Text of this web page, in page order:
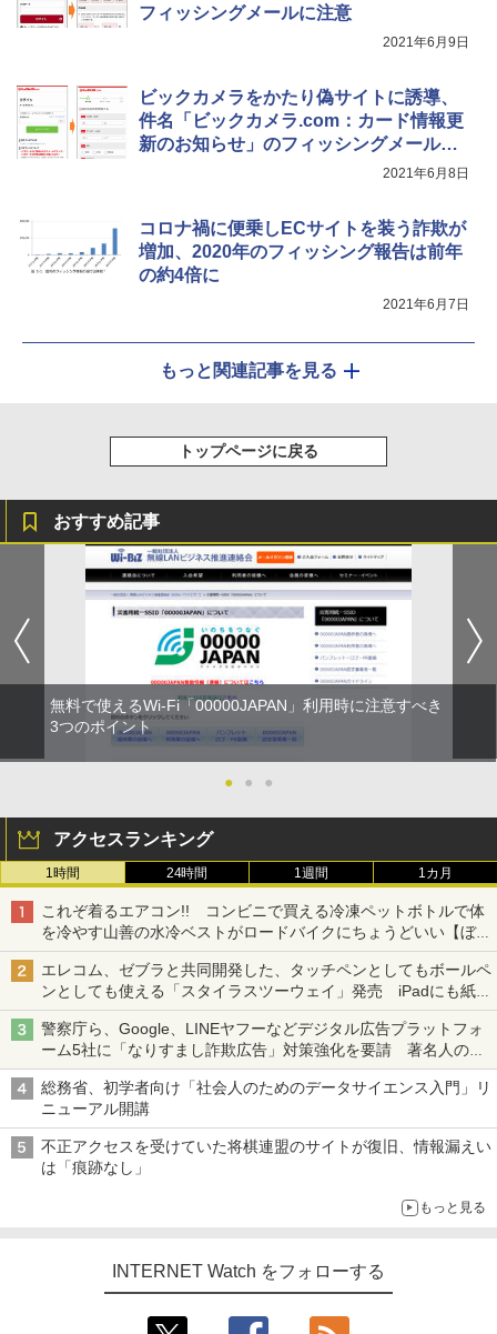
フィッシングメールに注意
2021年6月9日
ビックカメラをかたり偽サイトに誘導、
件名「ビックカメラ.com：カード情報更
新のお知らせ」のフィッシングメールに
2021年6月8日
コロナ禍に便乗しECサイトを装う詐欺が
増加、2020年のフィッシング報告は前年
の約4倍に
2021年6月7日
もっと関連記事を見る
トップページに戻る
おすすめ記事
無料で使えるWi-Fi「00000JAPAN」利用時に注意すべき
3つのポイント
● ● ●
アクセスランキング
1時間 24時間 1週間 1カ月
これぞ着るエアコン!! コンビニで買える冷凍ペットボトルで体
を冷やす山善の水冷ベストがロードバイクにちょうどいい【ぼっ
ち・ざ・ろーど！その14】【空いた時間でなにしてる？】
エレコム、ゼブラと共同開発した、タッチペンとしてもボールペ
ンとしても使える「スタイラスツーウェイ」発売 iPadにも紙に
も、持ち替えずに書き込める
警察庁ら、Google、LINEヤフーなどデジタル広告プラットフォ
ーム5社に「なりすまし詐欺広告」対策強化を要請 著名人の写
真や映像を使った投資詐欺などへの対策として
総務省、初学者向け「社会人のためのデータサイエンス入門」リ
ニューアル開講
不正アクセスを受けていた将棋連盟のサイトが復旧、情報漏えい
は「痕跡なし」
もっと見る
INTERNET Watch をフォローする